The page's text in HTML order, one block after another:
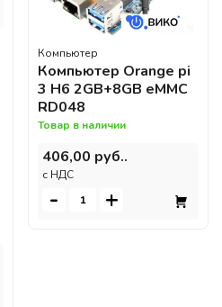
Компьютер
Компьютер Orange pi
3 H6 2GB+8GB eMMC
RD048
Товар в наличии
406,00 руб..
c НДС
- +